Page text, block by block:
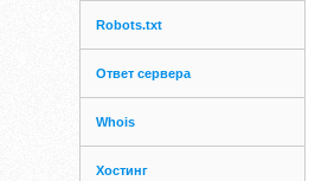
Robots.txt
Ответ сервера
Whois
Хостинг